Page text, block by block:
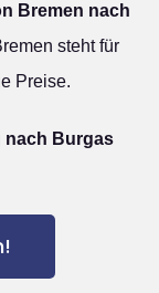
Bremen nach
steht für
Preise.
nach Burgas